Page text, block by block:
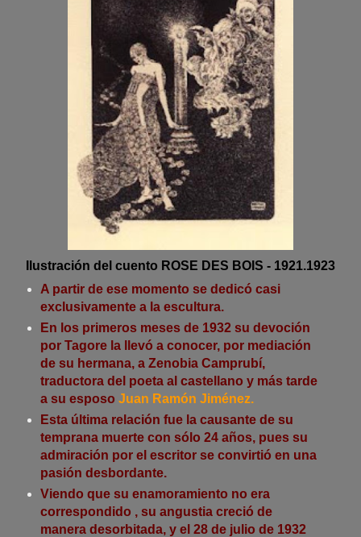
Ilustración del cuento ROSE DES BOIS - 1921.1923
A partir de ese momento se dedicó casi
exclusivamente a la escultura.
En los primeros meses de 1932 su devoción
por Tagore la llevó a conocer, por mediación
de su hermana, a Zenobia Camprubí,
traductora del poeta al castellano y más tarde
a su esposo Juan Ramón Jiménez.
Esta última relación fue la causante de su
temprana muerte con sólo 24 años, pues su
admiración por el escritor se convirtió en una
pasión desbordante.
Viendo que su enamoramiento no era
correspondido , su angustia creció de
manera desorbitada, y el 28 de julio de 1932